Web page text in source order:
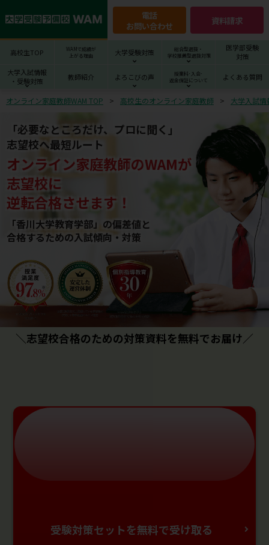
電話
お問い合わせ
資料請求
高校生TOP
WAMで成績が
上がる理由
大学受験対策
総合型選抜・
学校推薦型選抜対策
医学部受験
対策
大学入試情報
・受験対策
教師紹介 よろこびの声
授業料･入会･
返金保証について
よくある質問
オンライン家庭教師WAM TOP 高校生のオンライン家庭教師 大学入試
「必要なところだけ、プロに聞く」
志望校へ最短ルート
オンライン家庭教師のWAMが
志望校に
逆転合格させます！
「香川大学教育学部」の偏差値と
合格するための⼊試傾向・対策
＼志望校合格のための対策資料を無料でお届け／
受験対策セットを無料で受け取る